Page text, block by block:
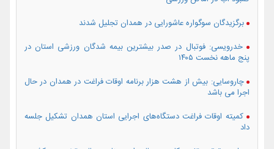
برگزیدگان سوگواره عاشورایی در همدان تجلیل شدند
خدرویسی: فوتبال در صدر بیشترین بیمه شدگان ورزشی استان در
پنج ماهه نخست ۱۴۰۵
چاروسایی: بیش از هشت هزار برنامه اوقات فراغت در همدان در حال
اجرا می باشد
کمیته اوقات فراغت دستگاه‌های اجرایی استان همدان تشکیل جلسه
داد